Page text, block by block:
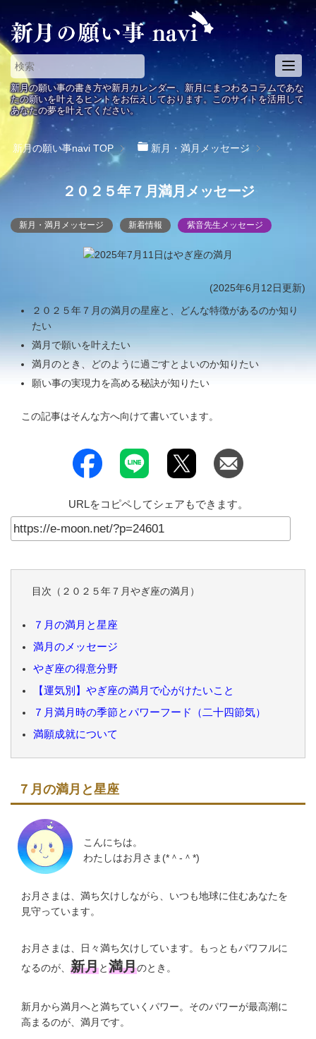
T
o
g
g
e
o
新月の願い事の書き方や新月カレンダー、新月にまつわるコラムであな
たの願いを叶えるヒントをお伝えしております。このサイトを活用して
あなたの夢を叶えてください。
新月の願い事navi TOP 新月・満月メッセージ
２０２５年７月満月メッセージ
新月・満月メッセージ 新着情報 紫音先生メッセージ
(2025年6月12日更新)
２０２５年７月の満月の星座と、どんな特徴があるのか知り
たい
満月で願いを叶えたい
満月のとき、どのように過ごすとよいのか知りたい
願い事の実現力を高める秘訣が知りたい
この記事はそんな方へ向けて書いています。
URLをコピペしてシェアもできます。
目次（２０２５年７月やぎ座の満月）
７月の満月と星座
満月のメッセージ
やぎ座の得意分野
【運気別】やぎ座の満月で心がけたいこと
７月満月時の季節とパワーフード（二十四節気）
満願成就について
７月の満月と星座
こんにちは。
わたしはお月さま(*＾-＾*)
お月さまは、満ち欠けしながら、いつも地球に住むあなたを
見守っています。
お月さまは、日々満ち欠けしています。もっともパワフルに
なるのが、 新月と満月のとき。
新月から満月へと満ちていくパワー。そのパワーが最高潮に
高まるのが、満月です。